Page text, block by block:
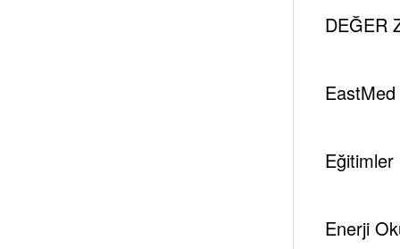
DEĞER
Eğitimler
Enerji
Akkuyu Ngs
tespambackup@gmail.com